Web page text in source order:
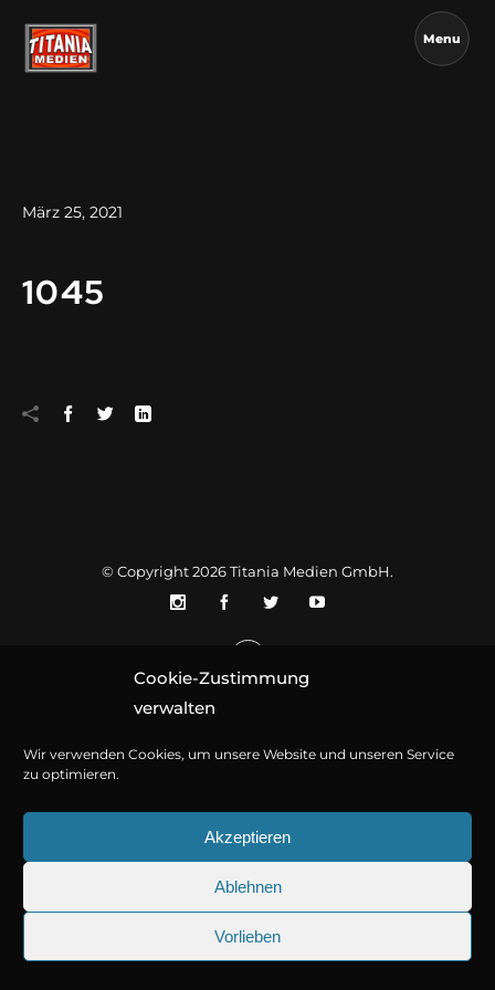
Cookie-Zustimmung
verwalten
Wir verwenden Cookies, um unsere Website und unseren Service
zu optimieren.
Akzeptieren
Ablehnen
Vorlieben
Menu
März 25, 2021
1045
© Copyright 2026Titania Medien GmbH.